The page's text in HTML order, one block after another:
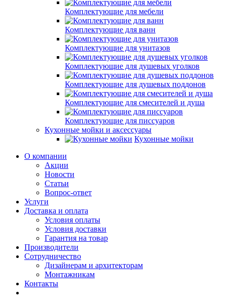
Комплектующие для мебели
Комплектующие для ванн
Комплектующие для унитазов
Комплектующие для душевых уголков
Комплектующие для душевых поддонов
Комплектующие для смесителей и душа
Комплектующие для писсуаров
Кухонные мойки и аксессуары
Кухонные мойки
О компании
Акции
Новости
Статьи
Вопрос-ответ
Услуги
Доставка и оплата
Условия оплаты
Условия доставки
Гарантия на товар
Производители
Сотрудничество
Дизайнерам и архитекторам
Монтажникам
Контакты